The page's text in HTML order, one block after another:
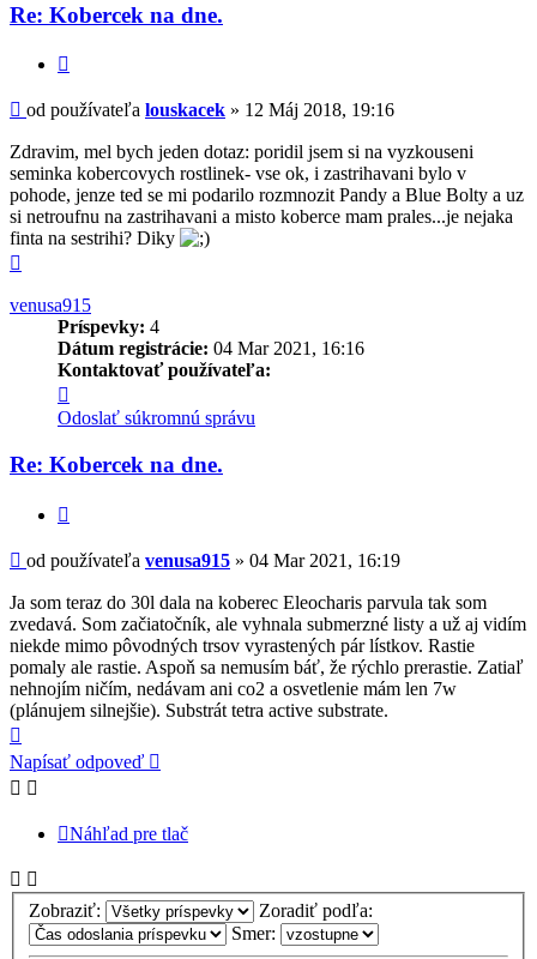
louskacek
Re: Kobercek na dne.
Príspevok
od používateľa louskacek » 12 Máj 2018, 19:16
Zdravim, mel bych jeden dotaz: poridil jsem si na vyzkouseni
seminka kobercovych rostlinek- vse ok, i zastrihavani bylo v
pohode, jenze ted se mi podarilo rozmnozit Pandy a Blue Bolty a uz
si netroufnu na zastrihavani a misto koberce mam prales...je nejaka
finta na sestrihi? Diky
venusa915
Príspevky: 4
Dátum registrácie: 04 Mar 2021, 16:16
Kontaktovať používateľa:
informácie
používateľa
venusa915
Odoslať súkromnú správu
Re: Kobercek na dne.
Príspevok
od používateľa venusa915 » 04 Mar 2021, 16:19
Ja som teraz do 30l dala na koberec Eleocharis parvula tak som
zvedavá. Som začiatočník, ale vyhnala submerzné listy a už aj vidím
niekde mimo pôvodných trsov vyrastených pár lístkov. Rastie
pomaly ale rastie. Aspoň sa nemusím báť, že rýchlo prerastie. Zatiaľ
nehnojím ničím, nedávam ani co2 a osvetlenie mám len 7w
(plánujem silnejšie). Substrát tetra active substrate.
Napísať odpoveď
Náhľad pre tlač
Zobraziť:
Zoradiť podľa:
Smer: